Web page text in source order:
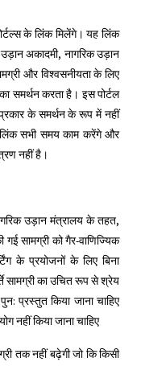
के लिंक मिलेंगे। यह लिंक
उड़ान अकादमी, नागरिक उड़ान
और विश्वसनीयता के लिए
समर्थन करता है। इस पोर्टल
प्रकार के समर्थन के रूप में नहीं
लिंक सभी समय काम करेंगे और
नहीं है।
उड़ान मंत्रालय के तहत,
सामग्री को गैर-वाणिज्यिक
के प्रयोजनों के लिए बिना
सामग्री का उचित रूप से श्रेय
प्रस्तुत किया जाना चाहिए
नहीं किया जाना चाहिए
तक नहीं बढ़ेगी जो कि किसी